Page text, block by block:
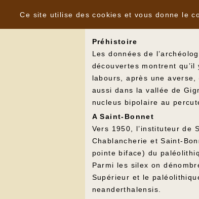
Gignac occupée dès la
Préhistoire
Les données de
découvertes montrent
labours, après une
aussi dans la vallée de
nucleus bipolaire au
A Saint-Bonnet
Vers 1950, l’instituteur de
Chablancherie et Saint-
pointe biface) du
Parmi les silex on
Supérieur et le
neanderthalensis.
Ce site utilise des cookies et vous donne le